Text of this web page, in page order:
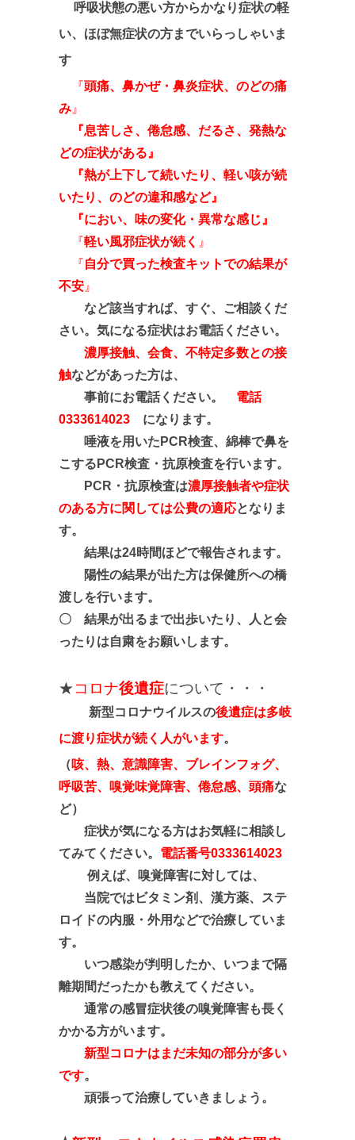
呼吸状態の悪い方からかなり症状の軽
い、ほぼ無症状の方までいらっしゃいま
す
『頭痛、鼻かぜ・鼻炎症状、のどの痛
み 』
『息苦しさ、倦怠感、だるさ、発熱な
どの症状がある』
『熱が上下して続いたり、軽い咳が続
いたり、のどの違和感など』
『におい、味の変化・異常な感じ』
『軽い風邪症状が続く 』
『自分で買った検査キットでの結果が
不安 』
など該当すれば、すぐ、ご相談くだ
さい。気になる症状はお電話ください。
濃厚接触、会食、不特定多数との接
触などがあった方は、
事前にお電話ください。 電話
0333614023 になります。
唾液を用いたPCR検査、綿棒で鼻を
こするPCR検査・抗原検査を行います。
PCR・抗原検査は濃厚接触者や症状
のある方に関しては公費の適応となりま
す。
結果は24時間ほどで報告されます。
陽性の結果が出た方は保健所への橋
渡しを行います。
〇 結果が出るまで出歩いたり、人と会
ったりは自粛をお願いします。
★コロナ後遺症について・・・
新型コロナウイルスの後遺症は多岐
に渡り症状が続く人がいます。
（咳、熱、意識障害、ブレインフォグ、
呼吸苦、嗅覚味覚障害、倦怠感、頭痛な
ど）
症状が気になる方はお気軽に相談し
てみてください。 電話番号0333614023
例えば、嗅覚障害に対しては、
当院では ビタミン剤、漢方薬、ステ
ロイドの内服・外用などで治療していま
す。
いつ感染が判明したか、いつまで隔
離期間だったかも教えてください。
通常の感冒症状後の嗅覚障害も長く
かかる方がいます。
新型コロナはまだ未知の部分が多い
です。
頑張って治療していきましょう。